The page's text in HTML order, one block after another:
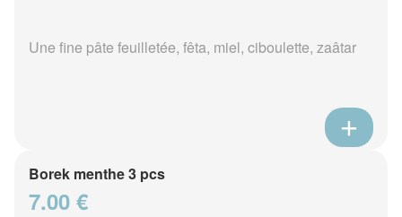
Une fine pâte feuilletée, fêta, miel, ciboulette, zaâtar
Borek menthe 3 pcs
7.00 €